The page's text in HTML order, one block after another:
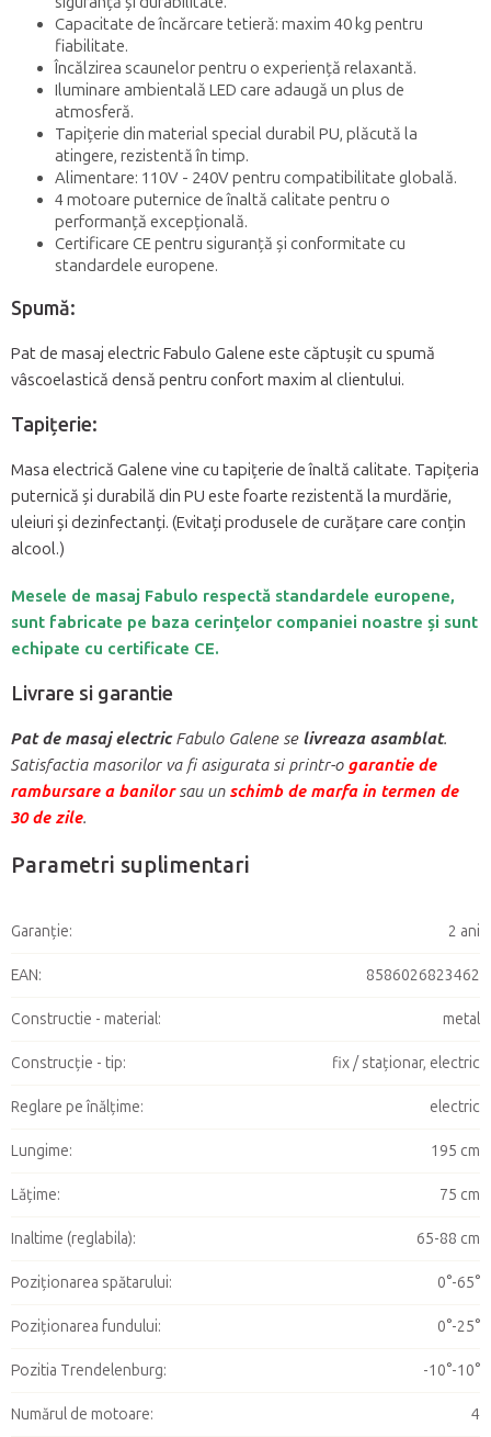
Capacitate de încărcare tetieră: maxim 40 kg pentru
fiabilitate.
Încălzirea scaunelor pentru o experiență relaxantă.
Iluminare ambientală LED care adaugă un plus de
atmosferă.
Tapițerie din material special durabil PU, plăcută la
atingere, rezistentă în timp.
Alimentare: 110V - 240V pentru compatibilitate globală.
4 motoare puternice de înaltă calitate pentru o
performanță excepțională.
Certificare CE pentru siguranță și conformitate cu
standardele europene.
Spumă:
Pat de masaj electric Fabulo Galene este căptușit cu spumă
vâscoelastică densă pentru confort maxim al clientului.
Tapiţerie:
Masa electrică Galene vine cu tapițerie de înaltă calitate. Tapițeria
puternică și durabilă din PU este foarte rezistentă la murdărie,
uleiuri și dezinfectanți. (Evitați produsele de curățare care conțin
alcool.)
Mesele de masaj Fabulo respectă standardele europene,
sunt fabricate pe baza cerințelor companiei noastre și sunt
echipate cu certificate CE.
Livrare si garantie
Pat de masaj electricFabulo Galene se livreaza asamblat.
Satisfactia masorilor va fi asigurata si printr-o garantie de
rambursare a banilorsau un schimb de marfa in termen de
30 de zile.
Parametri suplimentari
Garanţie: 2 ani
EAN: 8586026823462
Constructie - material: metal
Construcție - tip: fix / staționar, electric
Reglare pe înălțime: electric
Lungime: 195 cm
Lăţime: 75 cm
Inaltime (reglabila): 65-88 cm
Poziţionarea spătarului: 0°-65°
Poziționarea fundului: 0°-25°
Pozitia Trendelenburg: -10°-10°
Numărul de motoare: 4